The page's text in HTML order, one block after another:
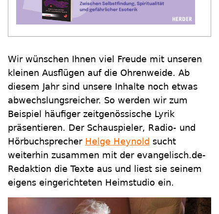
Wir wünschen Ihnen viel Freude mit unseren
kleinen Ausflügen auf die Ohrenweide. Ab
diesem Jahr sind unsere Inhalte noch etwas
abwechslungsreicher. So werden wir zum
Beispiel häufiger zeitgenössische Lyrik
präsentieren. Der Schauspieler, Radio- und
Hörbuchsprecher Helge Heynold sucht
weiterhin zusammen mit der evangelisch.de-
Redaktion die Texte aus und liest sie seinem
eigens eingerichteten Heimstudio ein.